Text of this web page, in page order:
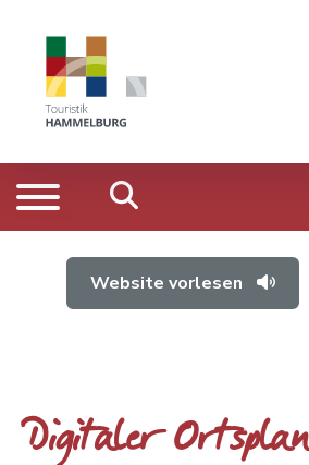
Website vorlesen
Digitaler Ortsplan